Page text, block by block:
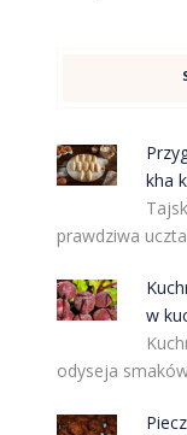
kha
prawdziwa
w
odyseja